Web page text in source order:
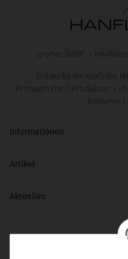
Informationen
Artikel
Aktuelles